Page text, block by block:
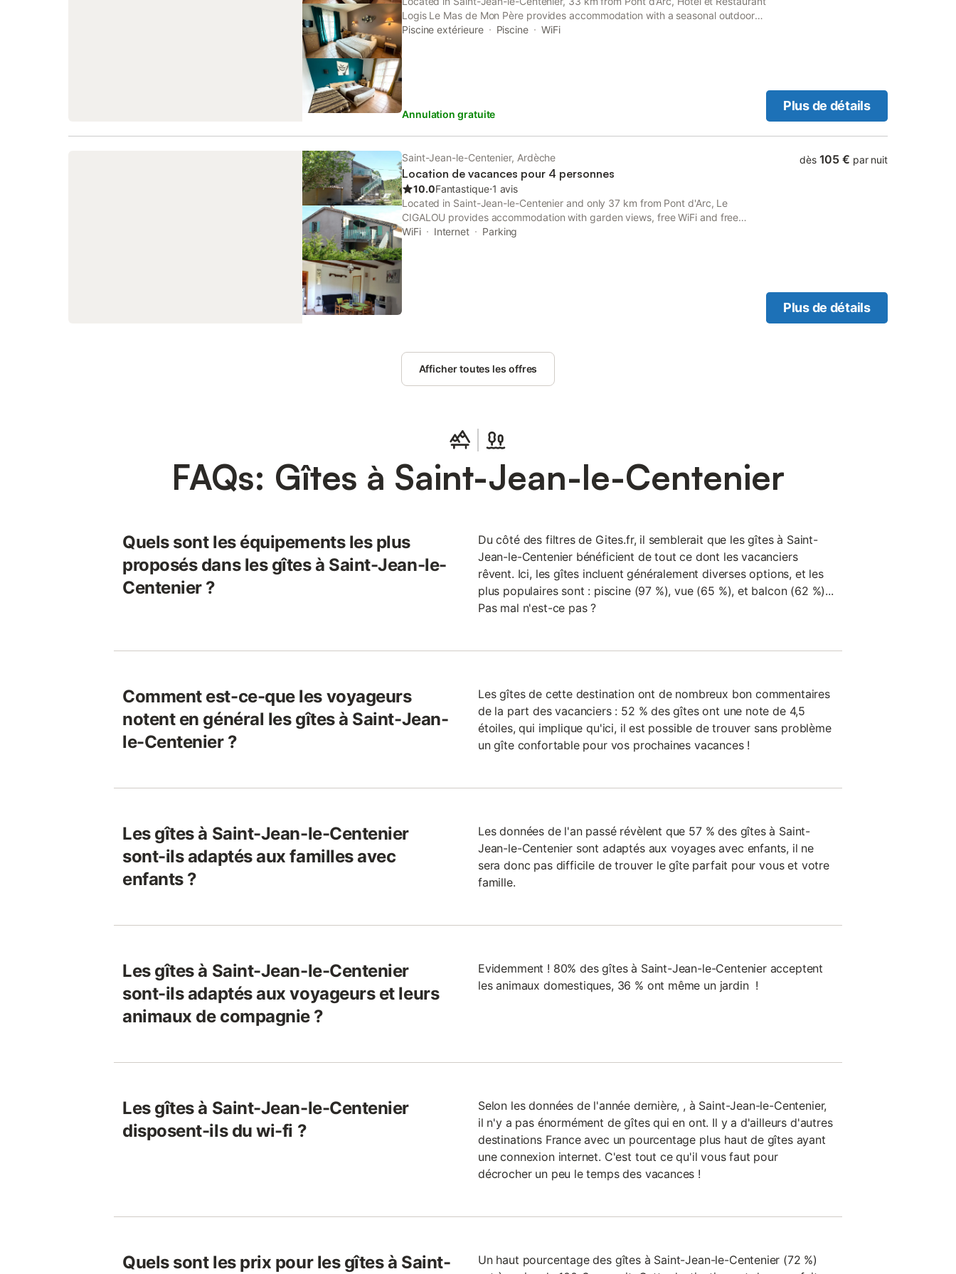
Logis Le Mas de Mon Père provides accommodation with a seasonal outdoor
swimming pool, free private parking, a garden and a shared lounge.
Piscine extérieure Piscine WiFi
Annulation gratuite
Plus de détails
Saint-Jean-le-Centenier, Ardèche
Location de vacances pour 4 personnes
10.0Fantastique⋅1 avis
Located in Saint-Jean-le-Centenier and only 37 km from Pont d'Arc, Le
CIGALOU provides accommodation with garden views, free WiFi and free
private parking. Set 24 km from International Sweets Museum, the property
WiFi Internet Parking
dès 105 € par nuit
Plus de détails
Afficher toutes les offres
FAQs: Gîtes à Saint-Jean-le-Centenier
Quels sont les équipements les plus
proposés dans les gîtes à Saint-Jean-le-
Centenier ?
Du côté des filtres de Gites.fr, il semblerait que les gîtes à Saint-
Jean-le-Centenier bénéficient de tout ce dont les vacanciers
rêvent. Ici, les gîtes incluent généralement diverses options, et les
plus populaires sont : piscine (97 %), vue (65 %), et balcon (62 %)...
Pas mal n'est-ce pas ?
Comment est-ce-que les voyageurs
notent en général les gîtes à Saint-Jean-
le-Centenier ?
Les gîtes de cette destination ont de nombreux bon commentaires
de la part des vacanciers : 52 % des gîtes ont une note de 4,5
étoiles, qui implique qu'ici, il est possible de trouver sans problème
un gîte confortable pour vos prochaines vacances !
Les gîtes à Saint-Jean-le-Centenier
sont-ils adaptés aux familles avec
enfants ?
Les données de l'an passé révèlent que 57 % des gîtes à Saint-
Jean-le-Centenier sont adaptés aux voyages avec enfants, il ne
sera donc pas difficile de trouver le gîte parfait pour vous et votre
famille.
Les gîtes à Saint-Jean-le-Centenier
sont-ils adaptés aux voyageurs et leurs
animaux de compagnie ?
Evidemment ! 80% des gîtes à Saint-Jean-le-Centenier acceptent
les animaux domestiques, 36 % ont même un jardin !
Les gîtes à Saint-Jean-le-Centenier
disposent-ils du wi-fi ?
Selon les données de l'année dernière, , à Saint-Jean-le-Centenier,
il n'y a pas énormément de gîtes qui en ont. Il y a d'ailleurs d'autres
destinations France avec un pourcentage plus haut de gîtes ayant
une connexion internet. C'est tout ce qu'il vous faut pour
décrocher un peu le temps des vacances !
Quels sont les prix pour les gîtes à Saint-
Un haut pourcentage des gîtes à Saint-Jean-le-Centenier (72 %)